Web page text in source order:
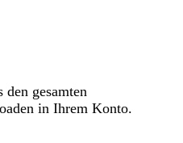
gesamten
in Ihrem Konto.